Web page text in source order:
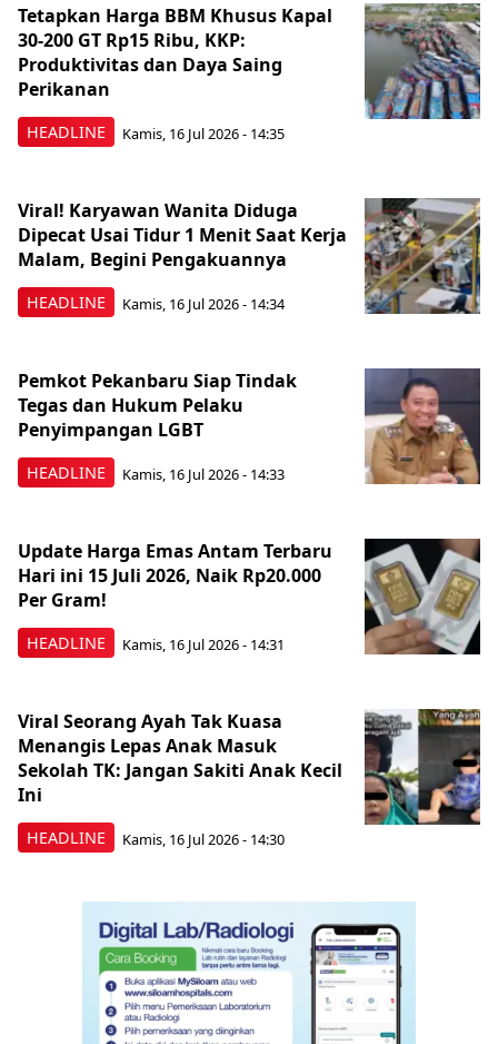
HEADLINE
Tetapkan Harga BBM Khusus Kapal
30-200 GT Rp15 Ribu, KKP:
Produktivitas dan Daya Saing
Perikanan
Kamis, 16 Jul 2026 - 14:35
HEADLINE
Viral! Karyawan Wanita Diduga
Dipecat Usai Tidur 1 Menit Saat Kerja
Malam, Begini Pengakuannya
Kamis, 16 Jul 2026 - 14:34
HEADLINE
Pemkot Pekanbaru Siap Tindak
Tegas dan Hukum Pelaku
Penyimpangan LGBT
Kamis, 16 Jul 2026 - 14:33
HEADLINE
Update Harga Emas Antam Terbaru
Hari ini 15 Juli 2026, Naik Rp20.000
Per Gram!
Kamis, 16 Jul 2026 - 14:31
HEADLINE
Viral Seorang Ayah Tak Kuasa
Menangis Lepas Anak Masuk
Sekolah TK: Jangan Sakiti Anak Kecil
Ini
Kamis, 16 Jul 2026 - 14:30